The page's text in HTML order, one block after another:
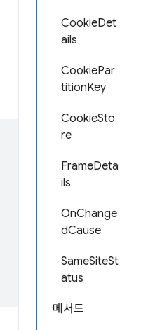
CookieDet
ails
CookiePar
titionKey
CookieSto
re
FrameDeta
ils
OnChange
dCause
SameSiteSt
atus
메서드